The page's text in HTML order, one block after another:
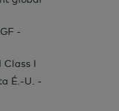
-
Class I
É.-U. -